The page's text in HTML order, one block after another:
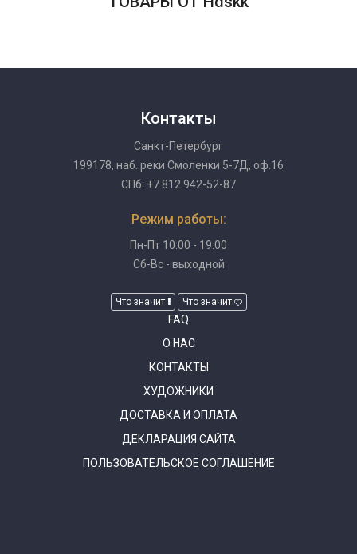
Контакты
Санкт-Петербург
199178, наб. реки Смоленки 5-7Д, оф.16
СПб: +7 812 942-52-87
Режим работы:
Пн-Пт 10:00 - 19:00
Сб-Вс - выходной
Что значит Что значит
FAQ
О НАС
КОНТАКТЫ
ХУДОЖНИКИ
ДОСТАВКА И ОПЛАТА
ДЕКЛАРАЦИЯ САЙТА
ПОЛЬЗОВАТЕЛЬСКОЕ СОГЛАШЕНИЕ